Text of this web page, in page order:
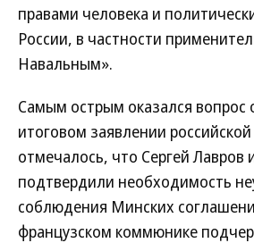
правами человека и
России, в частности
Навальным».
Самым острым оказался вопрос
итоговом заявлении
отмечалось, что Сергей Лавров
подтвердили необходимость
соблюдения Минских
французском коммюнике